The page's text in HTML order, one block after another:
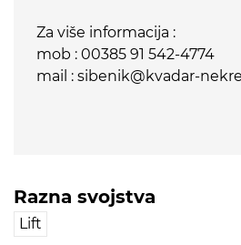
Za više informacija :
mob : 00385 91 542-4774
mail : sibenik@kvadar-
Razna svojstva
Lift